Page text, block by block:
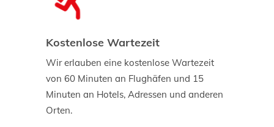
Kostenlose Wartezeit
Wir erlauben eine kostenlose Wartezeit
von 60 Minuten an Flughäfen und 15
Minuten an Hotels, Adressen und anderen
Orten.